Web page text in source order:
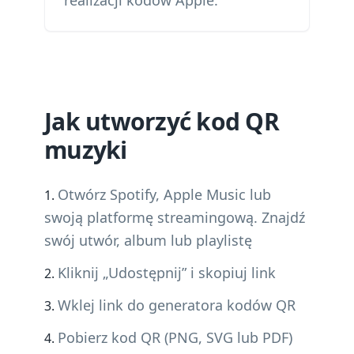
Jak utworzyć kod QR
muzyki
Otwórz Spotify, Apple Music lub
swoją platformę streamingową. Znajdź
swój utwór, album lub playlistę
Kliknij „Udostępnij” i skopiuj link
Wklej link do generatora kodów QR
Pobierz kod QR (PNG, SVG lub PDF)